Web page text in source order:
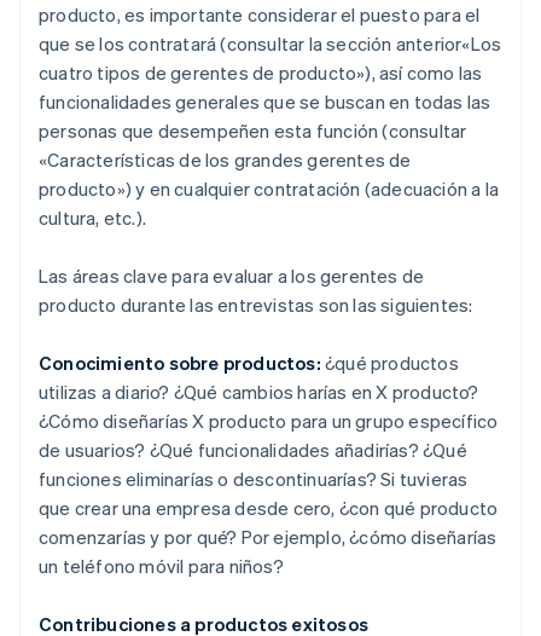
producto, es importante considerar el puesto para el
que se los contratará (consultar la sección anterior«Los
cuatro tipos de gerentes de producto»), así como las
funcionalidades generales que se buscan en todas las
personas que desempeñen esta función (consultar
«Características de los grandes gerentes de
producto») y en cualquier contratación (adecuación a la
cultura, etc.).
Las áreas clave para evaluar a los gerentes de
producto durante las entrevistas son las siguientes:
Conocimiento sobre productos: ¿qué productos
utilizas a diario? ¿Qué cambios harías en X producto?
¿Cómo diseñarías X producto para un grupo específico
de usuarios? ¿Qué funcionalidades añadirías? ¿Qué
funciones eliminarías o descontinuarías? Si tuvieras
que crear una empresa desde cero, ¿con qué producto
comenzarías y por qué? Por ejemplo, ¿cómo diseñarías
un teléfono móvil para niños?
Contribuciones a productos exitosos